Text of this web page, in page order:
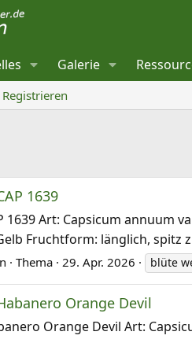
Galerie
Registrieren
1639
1639 Art: Capsicum annuum
Fruchtform: länglich, spitz
Thema 29. Apr. 2026 blüte
Orange Devil
Orange Devil Art: